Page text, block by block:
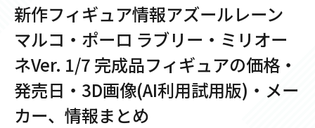
新作フィギュア情報アズールレーン
マルコ・ポーロ ラブリー・ミリオー
ネVer. 1/7 完成品フィギュアの価格・
発売日・3D画像(AI利用試用版)・メー
カー、情報まとめ